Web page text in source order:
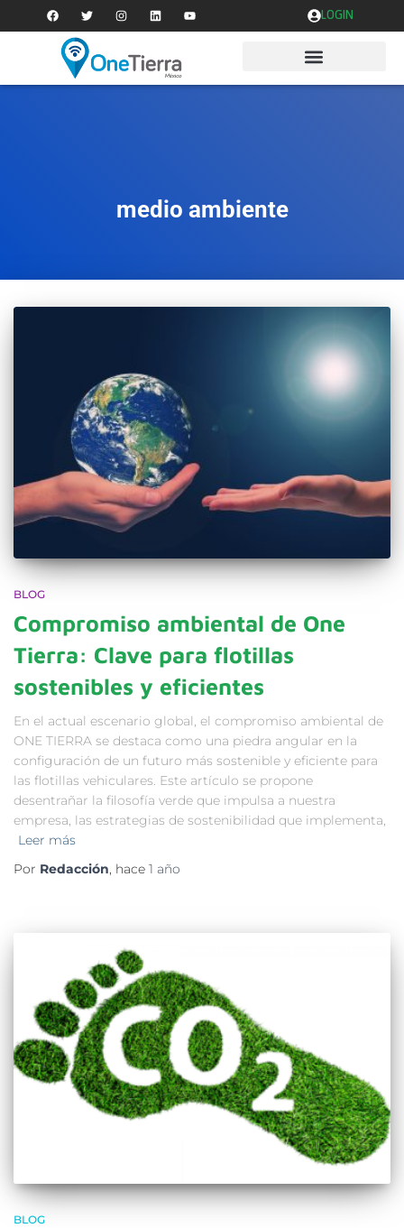
LOGIN
medio ambiente
BLOG
Compromiso ambiental de One
Tierra: Clave para flotillas
sostenibles y eficientes
En el actual escenario global, el compromiso ambiental de
ONE TIERRA se destaca como una piedra angular en la
configuración de un futuro más sostenible y eficiente para
las flotillas vehiculares. Este artículo se propone
desentrañar la filosofía verde que impulsa a nuestra
empresa, las estrategias de sostenibilidad que implementa,
Leer más
Por Redacción, hace 1 año
BLOG